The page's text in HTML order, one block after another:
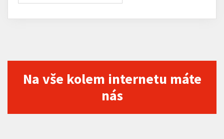
Na vše kolem internetu máte
nás